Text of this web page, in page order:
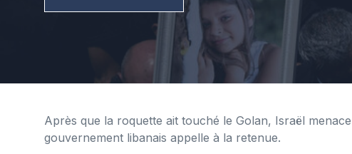
Après que la roquette ait touché le Golan, Israël
gouvernement libanais appelle à la retenue.